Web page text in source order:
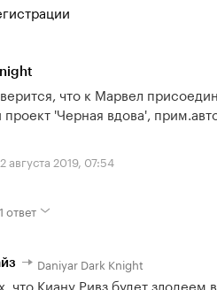
что к Марвел
'Черная вдова',
2 августа 2019, 07:54
1 ответ
Daniyar Dark Knight
что Киану Ривз будет злодеем